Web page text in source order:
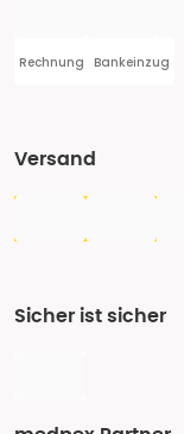
Rechnung Bankeinzug
Versand
Sicher ist sicher